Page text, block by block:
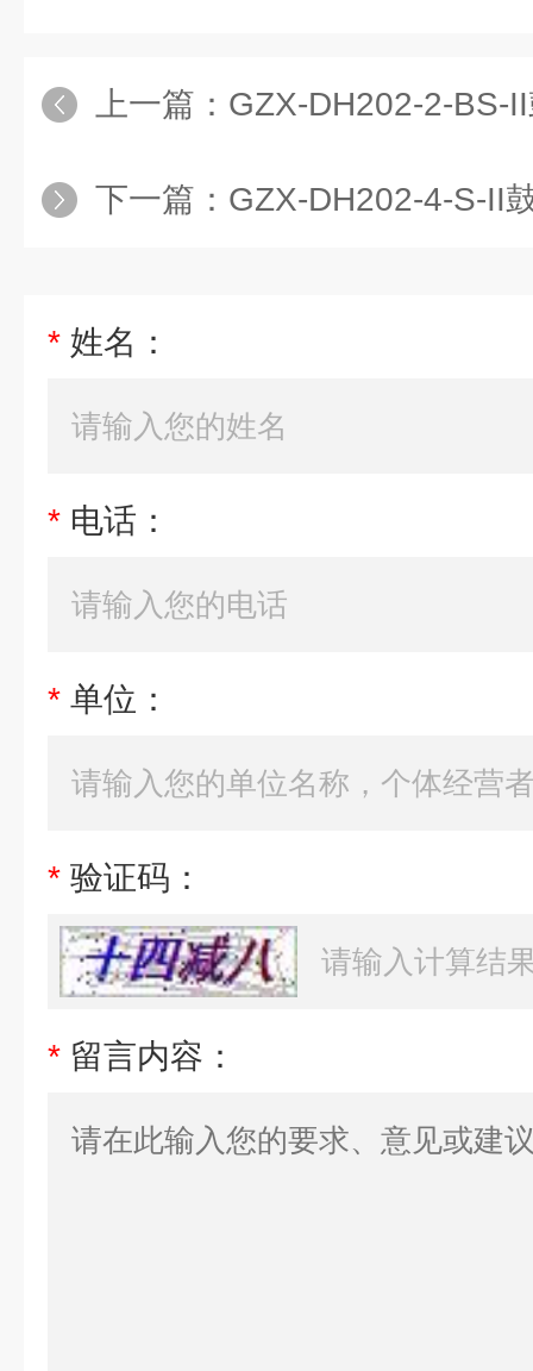
上一篇： GZX-DH202-2-BS-II鼓风
下一篇： GZX-DH202-4-S-II鼓风干燥
* 姓名：
* 电话：
* 单位：
* 验证码：
* 留言内容：